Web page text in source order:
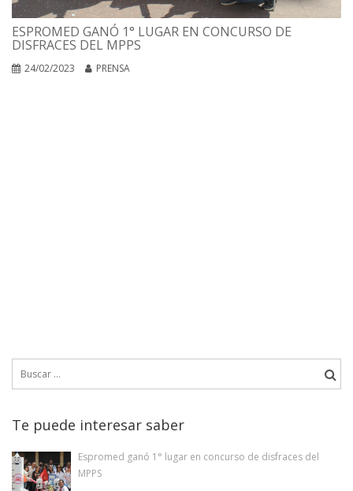
ESPROMED GANÓ 1° LUGAR EN CONCURSO DE
DISFRACES DEL MPPS
24/02/2023 PRENSA
Te puede interesar saber
Espromed ganó 1° lugar en concurso de disfraces del
MPPS